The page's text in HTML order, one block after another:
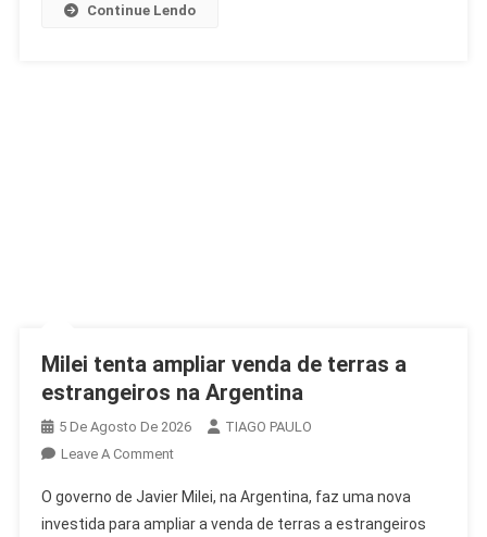
Continue Lendo
Milei tenta ampliar venda de terras a
estrangeiros na Argentina
5 De Agosto De 2026
TIAGO PAULO
Leave A CommentOn
Tenta
Ampliar
O governo de Javier Milei, na Argentina, faz uma nova
investida para ampliar a venda de terras a estrangeiros